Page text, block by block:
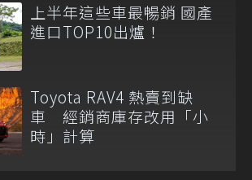
上半年這些車最暢銷 國產
進口TOP10出爐！
Toyota RAV4 熱賣到缺
車 經銷商庫存改用「小
時」計算